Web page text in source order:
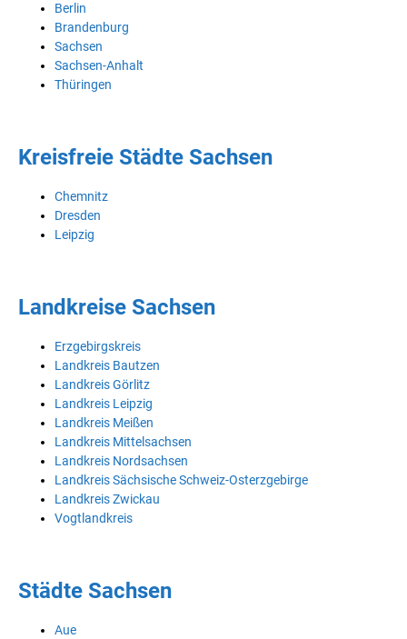
Berlin
Brandenburg
Sachsen
Sachsen-Anhalt
Thüringen
Kreisfreie Städte Sachsen
Chemnitz
Dresden
Leipzig
Landkreise Sachsen
Erzgebirgskreis
Landkreis Bautzen
Landkreis Görlitz
Landkreis Leipzig
Landkreis Meißen
Landkreis Mittelsachsen
Landkreis Nordsachsen
Landkreis Sächsische Schweiz-Osterzgebirge
Landkreis Zwickau
Vogtlandkreis
Städte Sachsen
Aue